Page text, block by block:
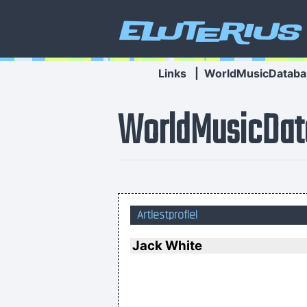
Eluterius
Links
I was only 21 I was just trying
Artiestprofiel
Jack White